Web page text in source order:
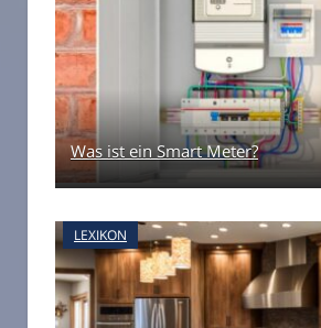
Was ist ein Smart Meter?
LEXIKON